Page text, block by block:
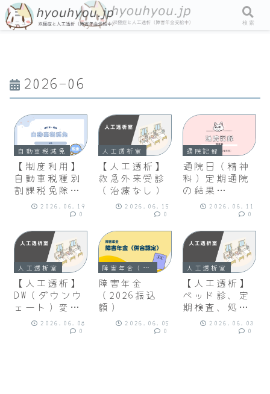
2026-06
自動車税減免
【制度利用】
自動車税種別
割課税免除承
認通知書
2026年度分
2026.06.19
0
人工透析室
【人工透析】
救急外来受診
（治療なし）
2026.06.15
0
通院記録
通院日（精神
科）定期通院
の結果
（2026/6/11
）、ラツーダ
当医交代予
定）
2026.06.11
0
人工透析室
【人工透析】
DW（ダウンウ
ェート）変更
（2026/6/8）
2026.06.08
0
障害年金（併合認定）
障害年金
（2026振込
額）
2026.06.05
0
人工透析室
【人工透析】
ベッド診、定
期検査、処方
薬、医師説明
（2026.6）
2026.06.03
0
メニュー 検索